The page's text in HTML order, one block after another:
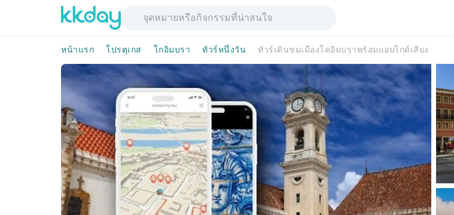
หน้าแรก โปรตุเกส โกอิมบรา ทัวร์หนึ่งวัน ทัวร์เดินชมเมืองโคอิมบราพร้อมแอปไกด์เสียง